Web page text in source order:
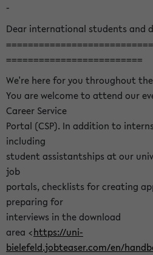
-
Dear international students and
=========================
We're here for you throughout
You are welcome to attend our
Career Service
Portal (CSP). In addition to
including
student assistantships at our
job
portals, checklists for creating
preparing for
interviews in the download
area <https://uni-
bielefeld.jobteaser.com/en/